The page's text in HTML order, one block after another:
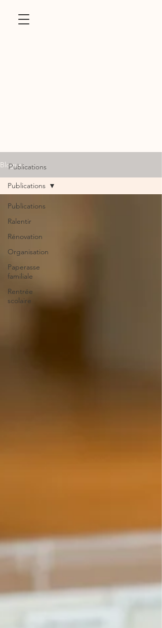
Blogue
Publications
Ralentir
Rénovation
Organisation
Paperasse
familiale
Rentrée
scolaire
Publications
Publications